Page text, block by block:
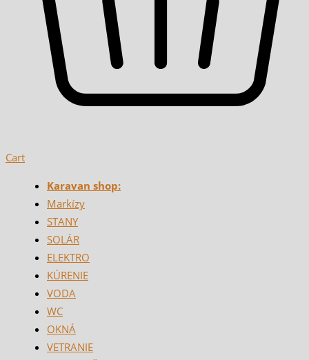
Cart
Karavan shop:
Markízy
STANY
SOLÁR
ELEKTRO
KÚRENIE
VODA
WC
OKNÁ
VETRANIE